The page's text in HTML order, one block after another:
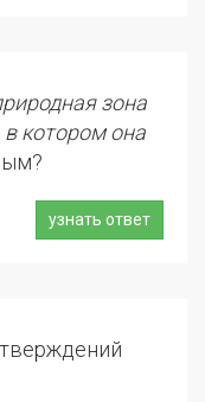
зона
в котором она
узнать ответ